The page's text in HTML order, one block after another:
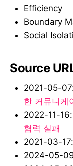
Efficiency
Boundary
Social
Source
2021-05-07:
한 커뮤니케
2022-11-16:
협력 실패
2021-03-17:
2024-05-